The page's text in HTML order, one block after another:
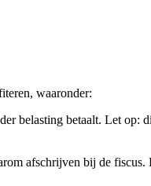
waaronder:
belasting betaalt. Let op:
afschrijven bij de